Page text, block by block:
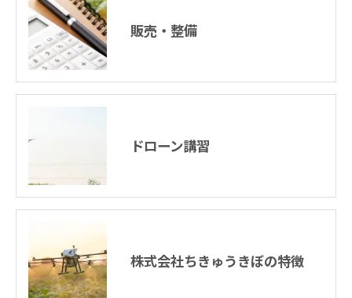
販売・整備
ドローン講習
株式会社ちきゅうきぼの特徴